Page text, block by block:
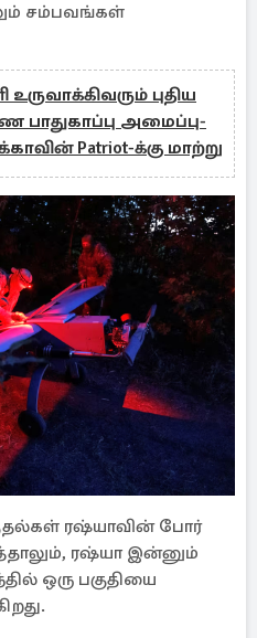
சம்பவங்கள்
உருவாக்கிவரும் புதிய
பாதுகாப்பு அமைப்பு-
Patriot-க்கு மாற்று
ரஷ்யாவின் போர்
ரஷ்யா இன்னும்
ஒரு பகுதியை